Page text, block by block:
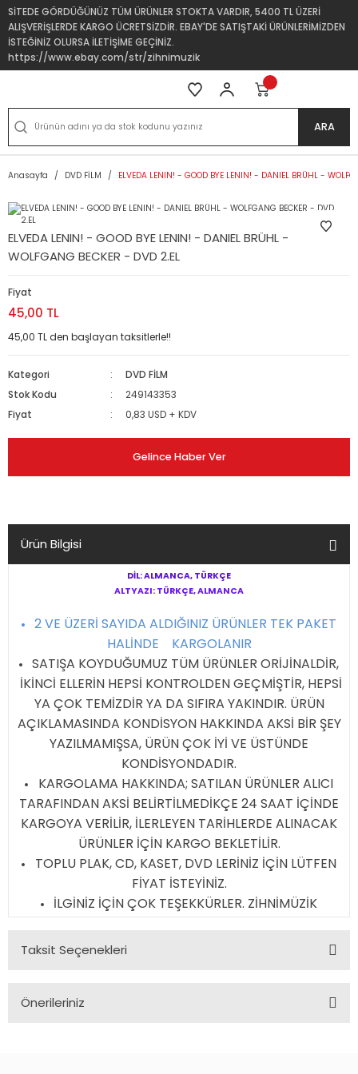
SİTEDE GÖRDÜĞÜNÜZ TÜM ÜRÜNLER STOKTA VARDIR, 5400 TL ÜZERİ
ALIŞVERİŞLERDE KARGO ÜCRETSİZDİR. EBAY'DE SATIŞTAKİ ÜRÜNLERİMİZDEN
İSTEĞİNİZ OLURSA İLETİŞİME GEÇİNİZ.
https://www.ebay.com/str/zihnimuzik
ARA
Anasayfa DVD FİLM ELVEDA LENIN! - GOOD BYE LENIN! - DANIEL BRÜHL -
ELVEDA LENIN! - GOOD BYE LENIN! - DANIEL BRÜHL -
WOLFGANG BECKER - DVD 2.EL
Fiyat
45,00 TL
45,00 TL den başlayan taksitlerle!!
Kategori
DVD FİLM
Stok Kodu
249143353
Fiyat
0,83 USD + KDV
Gelince Haber Ver
Ürün Bilgisi
DİL: ALMANCA, TÜRKÇE
ALTYAZI: TÜRKÇE, ALMANCA
2 VE ÜZERİ SAYIDA ALDIĞINIZ ÜRÜNLER TEK PAKET
HALİNDE KARGOLANIR
SATIŞA KOYDUĞUMUZ TÜM ÜRÜNLER ORİJİNALDİR,
İKİNCİ ELLERİN HEPSİ KONTROLDEN GEÇMİŞTİR, HEPSİ
YA ÇOK TEMİZDİR YA DA SIFIRA YAKINDIR. ÜRÜN
AÇIKLAMASINDA KONDİSYON HAKKINDA AKSİ BİR ŞEY
YAZILMAMIŞSA, ÜRÜN ÇOK İYİ VE ÜSTÜNDE
KONDİSYONDADIR.
KARGOLAMA HAKKINDA; SATILAN ÜRÜNLER ALICI
TARAFINDAN AKSİ BELİRTİLMEDİKÇE 24 SAAT İÇİNDE
KARGOYA VERİLİR, İLERLEYEN TARİHLERDE ALINACAK
ÜRÜNLER İÇİN KARGO BEKLETİLİR.
TOPLU PLAK, CD, KASET, DVD LERİNİZ İÇİN LÜTFEN
FİYAT İSTEYİNİZ.
İLGİNİZ İÇİN ÇOK TEŞEKKÜRLER. ZİHNİMÜZİK
Taksit Seçenekleri
Önerileriniz